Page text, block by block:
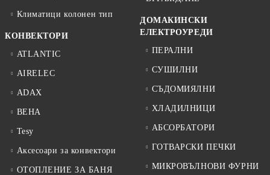
Климатици колонен тип
КОНВЕКТОРИ
ATLANTIC
AIRELEC
ADAX
BEHA
Tesy
Аксесоари за конвектори
ОТОПЛЕНИЕ ЗА БАНЯ
ДОМАКИНСКИ
ЕЛЕКТРОУРЕДИ
ПЕРАЛНИ
СУШИЛНИ
СЪДОМИЯЛНИ
ХЛАДИЛНИЦИ
АБСОРБАТОРИ
ГОТВАРСКИ ПЕЧКИ
МИКРОВЪЛНОВИ ФУРНИ